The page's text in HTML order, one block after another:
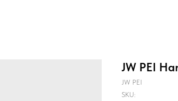
JW PEI
JW PEI
SKU: